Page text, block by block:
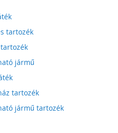
tartozék
jármű
tartozék
jármű tartozék